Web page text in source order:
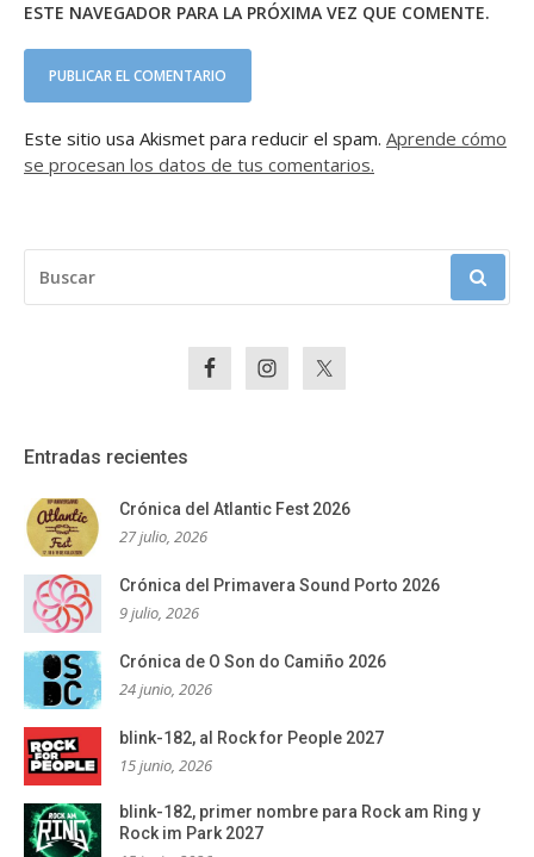
ESTE NAVEGADOR PARA LA PRÓXIMA VEZ QUE COMENTE.
Este sitio usa Akismet para reducir el spam. Aprende cómo
se procesan los datos de tus comentarios.
Entradas recientes
Crónica del Atlantic Fest 2026
27 julio, 2026
Crónica del Primavera Sound Porto 2026
9 julio, 2026
Crónica de O Son do Camiño 2026
24 junio, 2026
blink-182, al Rock for People 2027
15 junio, 2026
blink-182, primer nombre para Rock am Ring y
Rock im Park 2027